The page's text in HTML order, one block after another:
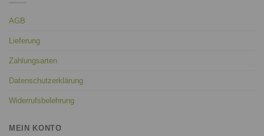
AGB
Lieferung
Zahlungsarten
Datenschutzerklärung
Widerrufsbelehrung
MEIN KONTO